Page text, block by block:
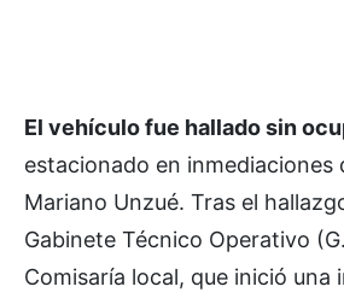
El vehículo fue hallado sin
estacionado en inmediaciones
Mariano Unzué. Tras el
Gabinete Técnico Operativo
Comisaría local, que inició una